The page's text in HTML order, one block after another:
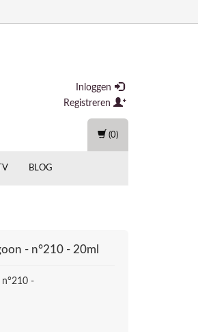
Inloggen
Registreren
BLOG
(0)
- n°210 - 20ml
-